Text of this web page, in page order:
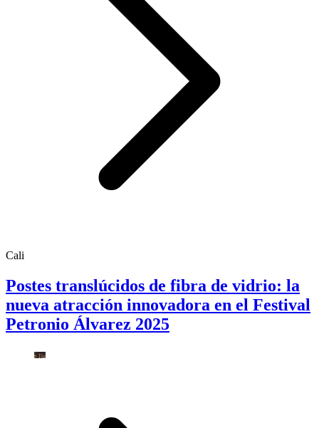
Cali
Postes translúcidos de fibra de vidrio: la
nueva atracción innovadora en el Festival
Petronio Álvarez 2025